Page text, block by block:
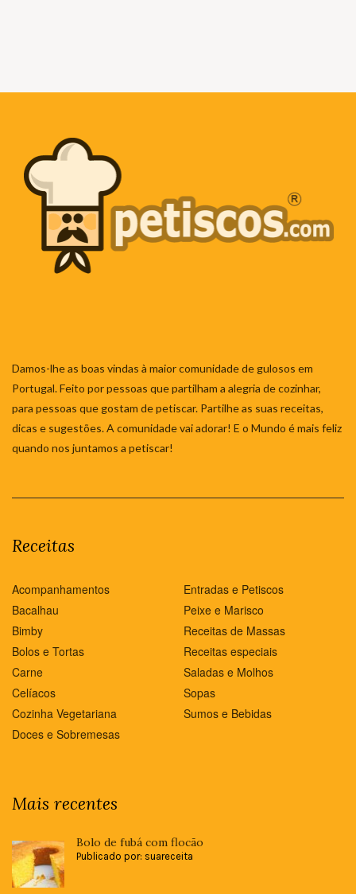
Damos-lhe as boas vindas à maior comunidade de gulosos em
Portugal. Feito por pessoas que partilham a alegria de cozinhar,
para pessoas que gostam de petiscar. Partilhe as suas receitas,
dicas e sugestões. A comunidade vai adorar! E o Mundo é mais feliz
quando nos juntamos a petiscar!
Receitas
Acompanhamentos
Bacalhau
Bimby
Bolos e Tortas
Carne
Celíacos
Cozinha Vegetariana
Doces e Sobremesas
Entradas e Petiscos
Peixe e Marisco
Receitas de Massas
Receitas especiais
Saladas e Molhos
Sopas
Sumos e Bebidas
Mais recentes
Bolo de fubá com flocão
Publicado por: suareceita